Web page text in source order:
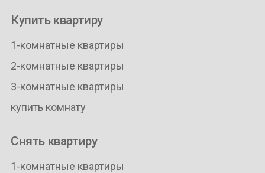
Купить квартиру
1-комнатные квартиры
2-комнатные квартиры
3-комнатные квартиры
купить комнату
Снять квартиру
1-комнатные квартиры